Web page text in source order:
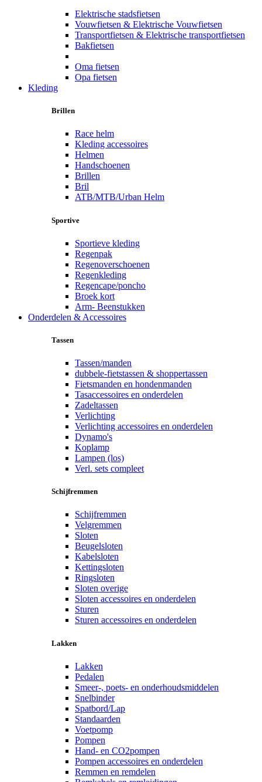
Elektrische stadsfietsen
Vouwfietsen & Elektrische Vouwfietsen
Transportfietsen & Elektrische transportfietsen
Bakfietsen
Oma fietsen
Opa fietsen
Kleding
Brillen
Race helm
Kleding accessoires
Helmen
Handschoenen
Brillen
Bril
ATB/MTB/Urban Helm
Sportive
Sportieve kleding
Regenpak
Regenoverschoenen
Regenkleding
Regencape/poncho
Broek kort
Arm- Beenstukken
Onderdelen & Accessoires
Tassen
Tassen/manden
dubbele-fietstassen & shoppertassen
Fietsmanden en hondenmanden
Tasaccessoires en onderdelen
Zadeltassen
Verlichting
Verlichting accessoires en onderdelen
Dynamo's
Koplamp
Lampen (los)
Verl. sets compleet
Schijfremmen
Schijfremmen
Velgremmen
Sloten
Beugelsloten
Kabelsloten
Kettingsloten
Ringsloten
Sloten overige
Sloten accessoires en onderdelen
Sturen
Sturen accessoires en onderdelen
Lakken
Lakken
Pedalen
Smeer-, poets- en onderhoudsmiddelen
Snelbinder
Spatbord/Lap
Standaarden
Voetpomp
Pompen
Hand- en CO2pompen
Pompen accessoires en onderdelen
Remmen en remdelen